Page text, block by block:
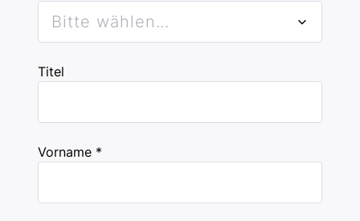
Bitte wählen...
Titel
Vorname *